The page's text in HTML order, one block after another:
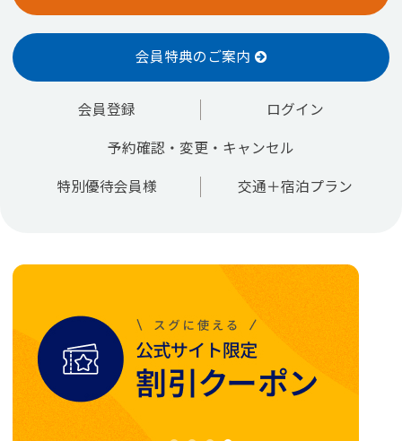
会員特典のご案内
会員登録 ログイン
予約確認・変更・キャンセル
特別優待会員様 交通＋宿泊プラン